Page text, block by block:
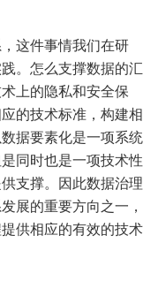
这件事情我们在研
。怎么支撑数据的汇
上的隐私和安全保
的技术标准，构建相
据要素化是一项系统
同时也是一项技术性
支撑。因此数据治理
展的重要方向之一，
供相应的有效的技术